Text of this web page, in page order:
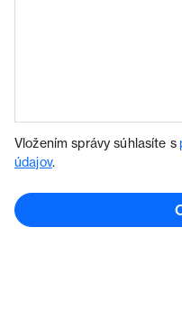
Vložením správy súhlasíte s
údajov.